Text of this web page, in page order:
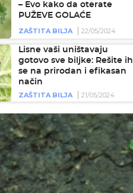
– Evo kako da oterate
PUŽEVE GOLAĆE
ZAŠTITA BILJA
22/05/2024
Lisne vaši uništavaju
gotovo sve biljke: Rešite ih
se na prirodan i efikasan
način
ZAŠTITA BILJA
21/05/2024